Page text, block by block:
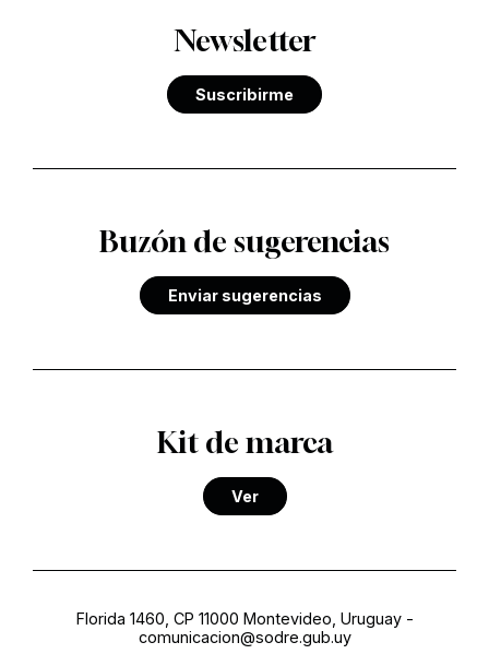
Newsletter
Suscribirme
Buzón de sugerencias
Enviar sugerencias
Kit de marca
Ver
Florida 1460, CP 11000 Montevideo, Uruguay-
comunicacion@sodre.gub.uy